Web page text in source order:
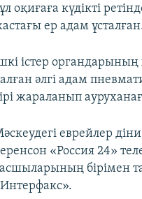
оқиғаға күдікті
ер адам
істер
әлгі адам
жараланып
еврейлер
«Россия 24»
бірімен